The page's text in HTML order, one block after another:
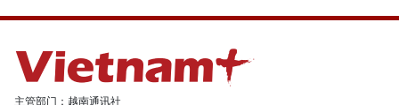
主管部门：越南通讯社